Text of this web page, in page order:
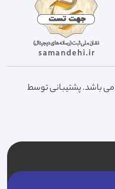
می باشد. پشتیبانی توسط